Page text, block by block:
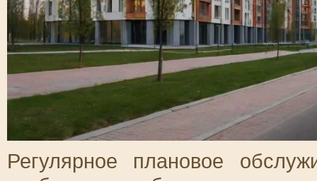
Регулярное плановое